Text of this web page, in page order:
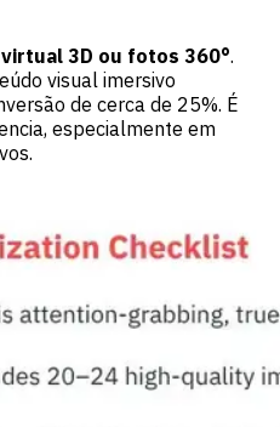
3D ou fotos 360°.
visual imersivo
de cerca de 25%. É
especialmente em